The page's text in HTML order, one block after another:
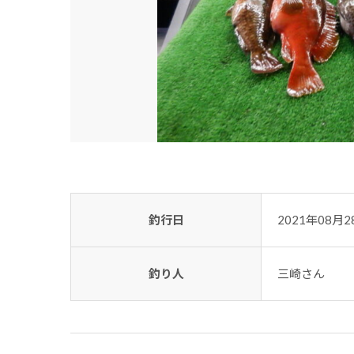
釣行日 2021年08月
釣り人 三崎さん